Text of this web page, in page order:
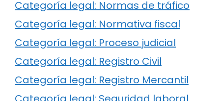
Categoría legal: Normas de tráfico
Categoría legal: Normativa fiscal
Categoría legal: Proceso judicial
Categoría legal: Registro Civil
Categoría legal: Registro Mercantil